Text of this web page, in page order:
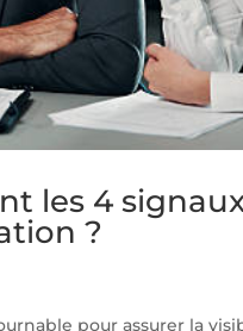
les 4
?
pour assurer la